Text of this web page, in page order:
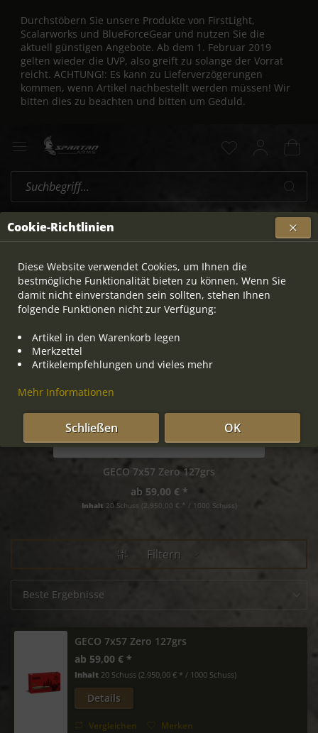
Durchstöbern Sie unsere Produkte von FirstLight,
Scalarworks und BlueForceGear und nutzen Sie die
aktuell günstigen Angebote. Ab dem 1. Februar 2019
gelten wieder die UVP, also greift zu solange der Vorrat
reicht. ACHTUNG!: Es kann zu Lieferverzögerungen
kommen, wenn Artikel nachbestellt werden müssen! Wir
bitten dies zu beachten und bitten um Geduld.
Topseller
GECO 7x57 Zero 127grs
ab 59,00 € *
Inhalt 20 Schuss (2.950,00 € * / 1000 Schuss)
Filtern
GECO 7x57 Zero 127grs
ab 59,00 € *
Inhalt 20 Schuss (2.950,00 € * / 1000 Schuss)
Details
Vergleichen Merken
Cookie-Richtlinien
Diese Website verwendet Cookies, um Ihnen die
bestmögliche Funktionalität bieten zu können. Wenn Sie
damit nicht einverstanden sein sollten, stehen Ihnen
folgende Funktionen nicht zur Verfügung:
Artikel in den Warenkorb legen
Merkzettel
Artikelempfehlungen und vieles mehr
Mehr Informationen
OK
Schließen